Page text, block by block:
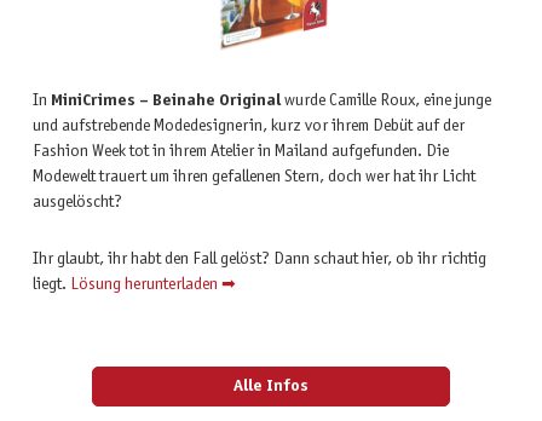
In MiniCrimes – Beinahe Originalwurde Camille Roux, eine junge
und aufstrebende Modedesignerin, kurz vor ihrem Debüt auf der
Fashion Week tot in ihrem Atelier in Mailand aufgefunden. Die
Modewelt trauert um ihren gefallenen Stern, doch wer hat ihr Licht
ausgelöscht?
Ihr glaubt, ihr habt den Fall gelöst? Dann schaut hier, ob ihr richtig
liegt. Lösung herunterladen ➡
Alle Infos